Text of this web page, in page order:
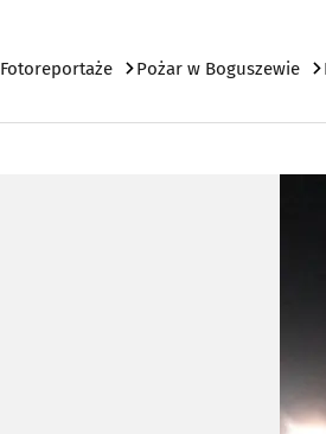
Fotoreportaże Pożar w Boguszewie